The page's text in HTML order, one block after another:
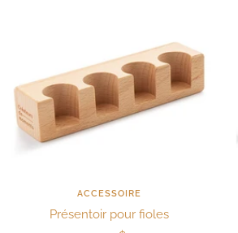
ACCESSOIRE
Présentoir pour fioles